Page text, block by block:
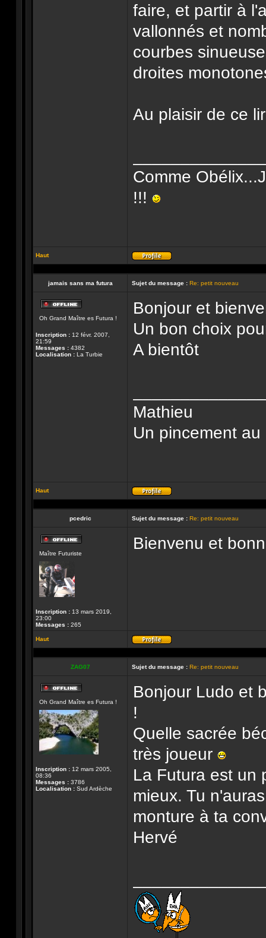
faire, et partir à
vallonnés et
courbes
droites
Au plaisir de ce
Comme
!!!
Haut
Profil
jamais sans ma futura Sujet du message : Re: petit nouveau
ligne
Oh Grand Maître es Futura !
Inscription : 12 févr. 2007,
21:59
Messages : 4382
Localisation : La Turbie
Bonjour et
Un bon choix
A bientôt
Mathieu
Un pincement
Haut
Profil
pcedric Sujet du message : Re: petit nouveau
Maître Futuriste
Inscription : 13 mars 2019,
23:00
Messages : 265
Bienvenu et
Haut
Profil
ZAG07 Sujet du message : Re: petit nouveau
ligne
Oh Grand Maître es Futura !
Inscription : 12 mars 2005,
08:36
Messages : 3786
Localisation : Sud Ardèche
Bonjour Ludo et
!
Quelle sacrée
très joueur
La Futura est un
mieux. Tu
monture à ta
Hervé